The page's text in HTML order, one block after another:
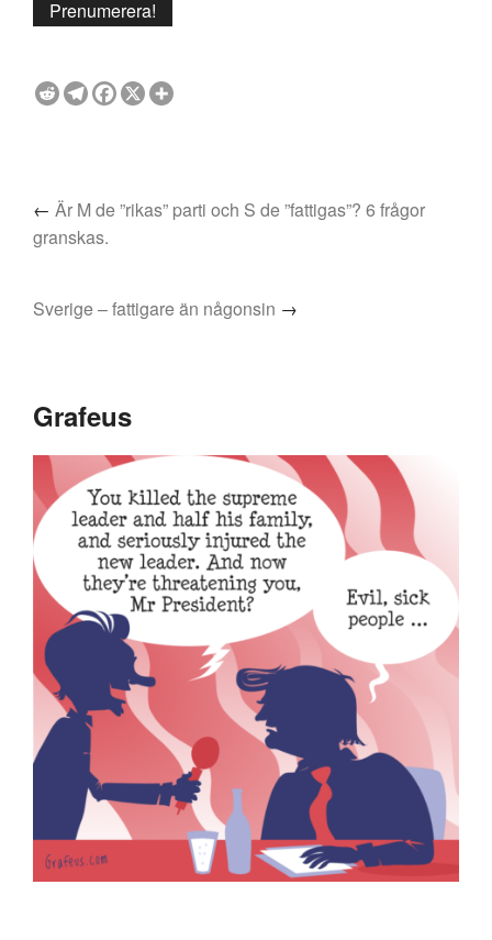
← Är M de ”rikas” parti och S de ”fattigas”? 6 frågor
granskas.
Sverige – fattigare än någonsin →
Grafeus